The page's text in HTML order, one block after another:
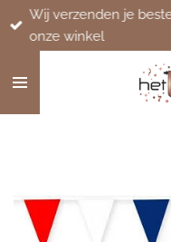
Ga
direct
de
Wij verzenden je
onze winkel